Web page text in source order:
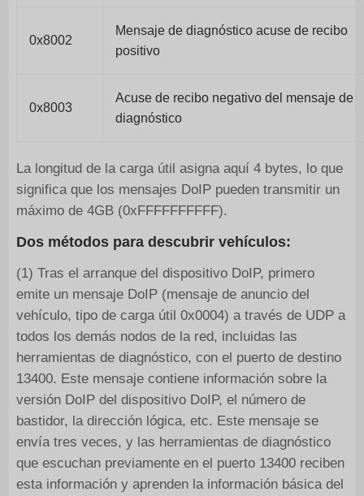
0x8002
Mensaje de diagnóstico acuse de recibo
positivo
0x8003
Acuse de recibo negativo del mensaje de
diagnóstico
La longitud de la carga útil asigna aquí 4 bytes, lo que
significa que los mensajes DoIP pueden transmitir un
máximo de 4GB (0xFFFFFFFFFF).
Dos métodos para descubrir vehículos:
(1) Tras el arranque del dispositivo DoIP, primero
emite un mensaje DoIP (mensaje de anuncio del
vehículo, tipo de carga útil 0x0004) a través de UDP a
todos los demás nodos de la red, incluidas las
herramientas de diagnóstico, con el puerto de destino
13400. Este mensaje contiene información sobre la
versión DoIP del dispositivo DoIP, el número de
bastidor, la dirección lógica, etc. Este mensaje se
envía tres veces, y las herramientas de diagnóstico
que escuchan previamente en el puerto 13400 reciben
esta información y aprenden la información básica del